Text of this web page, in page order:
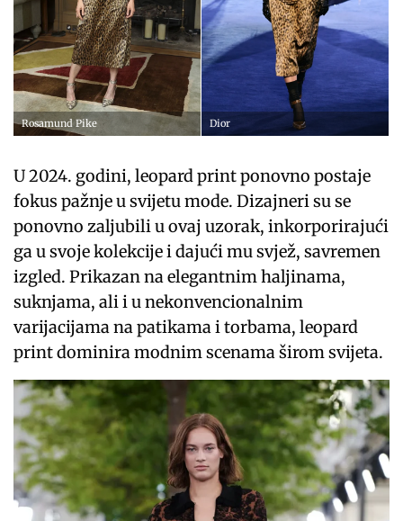
Rosamund Pike Dior
U 2024. godini, leopard print ponovno postaje
fokus pažnje u svijetu mode. Dizajneri su se
ponovno zaljubili u ovaj uzorak, inkorporirajući
ga u svoje kolekcije i dajući mu svjež, savremen
izgled. Prikazan na elegantnim haljinama,
suknjama, ali i u nekonvencionalnim
varijacijama na patikama i torbama, leopard
print dominira modnim scenama širom svijeta.